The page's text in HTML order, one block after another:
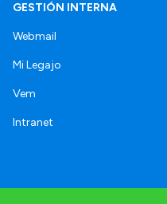
GESTIÓN INTERNA
Webmail
Mi Legajo
Vem
Intranet